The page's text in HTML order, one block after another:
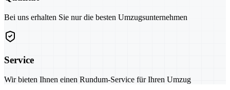
Bei uns erhalten Sie nur die besten Umzugsunternehmen
Service
Wir bieten Ihnen einen Rundum-Service für Ihren Umzug